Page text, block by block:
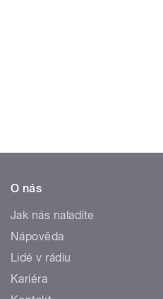
O nás
Jak nás naladíte
Nápověda
Lidé v rádiu
Kariéra